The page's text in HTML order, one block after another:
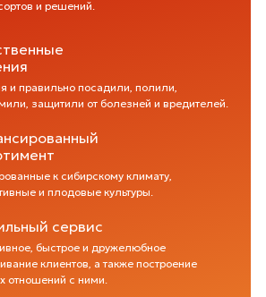
и решений.
и правильно посадили, полили,
защитили от болезней и вредителей.
к сибирскому климату,
и плодовые культуры.
сервис
быстрое и дружелюбное
клиентов, а также построение
отношений с ними.